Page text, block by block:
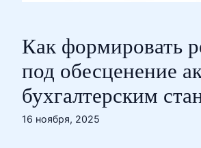
Как формировать
под обесценение
бухгалтерским
16 ноября, 2025